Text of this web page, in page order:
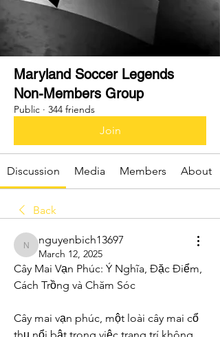
Maryland Soccer Legends
Non-Members Group
Public · 344 friends
Join
Discussion Media Members About
Back
nguyenbich13697
nguyenbich13697
March 12, 2025
Cây Mai Vạn Phúc: Ý Nghĩa, Đặc Điểm,
Cách Trồng và Chăm Sóc
Cây mai vạn phúc, một loài cây mai cổ